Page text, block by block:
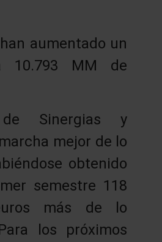
han aumentado un
10.793 MM de
Sinergias y
mejor de lo
obtenido
semestre 118
más de lo
los próximos